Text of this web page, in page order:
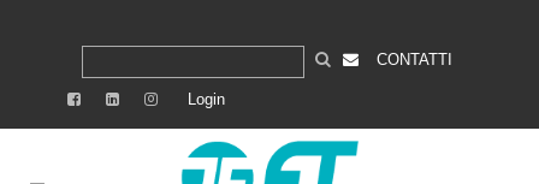
CONTATTI
Login